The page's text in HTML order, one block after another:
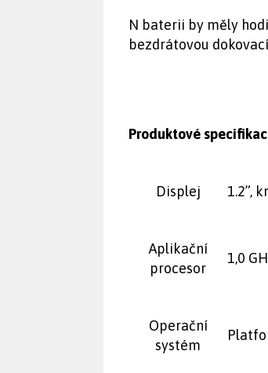
N baterii by měly
bezdrátovou
Produktové
Displej 1.2”,
Aplikační
procesor
1,0
Operační
systém